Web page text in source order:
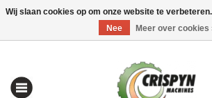
0 Artikelen - €0,00 Mijn
Wij slaan cookies op om onze website te
Nee
Meer over cookies